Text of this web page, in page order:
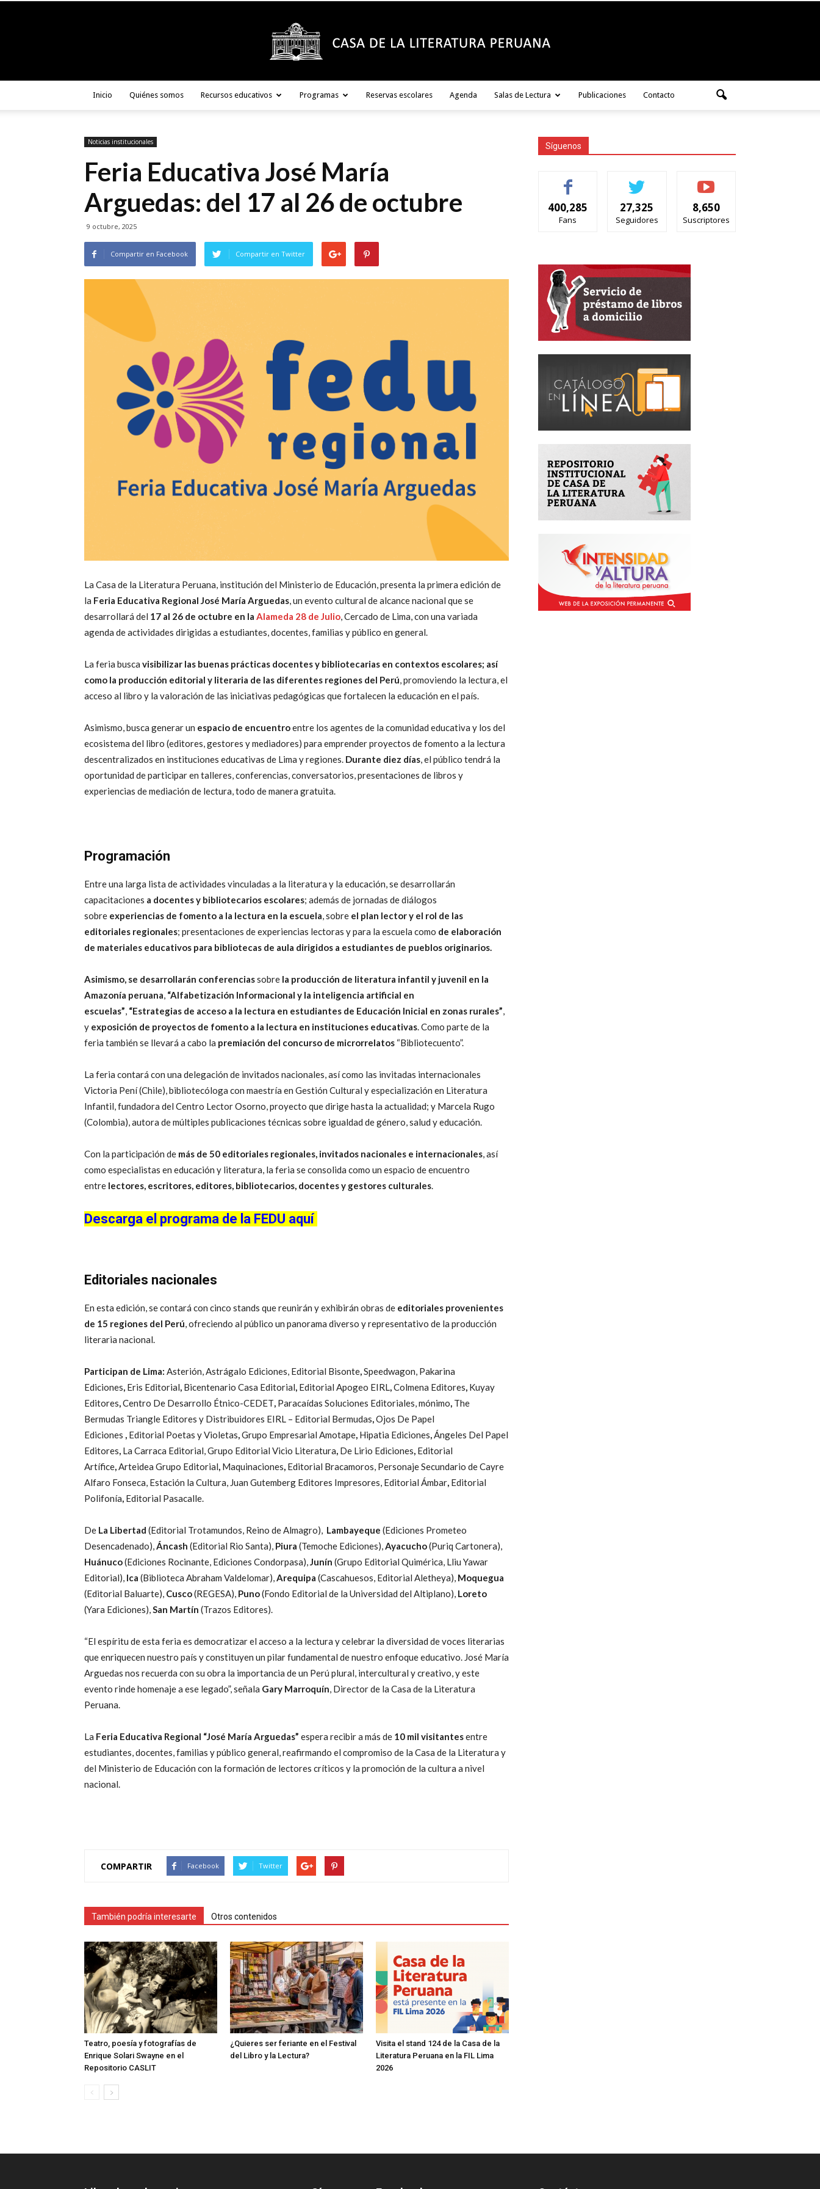
Inicio Quiénes somos Recursos educativos Programas Reservas escolares Agenda Salas de Lectura Publicaciones Contacto
Noticias institucionales
Feria Educativa José María
Arguedas: del 17 al 26 de octubre
9 octubre, 2025
Compartir en Facebook Compartir en Twitter
La Casa de la Literatura Peruana, institución del Ministerio de Educación, presenta la primera edición de
la Feria Educativa Regional José María Arguedas, un evento cultural de alcance nacional que se
desarrollará del 17 al 26 de octubre en la Alameda 28 de Julio, Cercado de Lima, con una variada
agenda de actividades dirigidas a estudiantes, docentes, familias y público en general.
La feria busca visibilizar las buenas prácticas docentes y bibliotecarias en contextos escolares; así
como la producción editorial y literaria de las diferentes regiones del Perú, promoviendo la lectura, el
acceso al libro y la valoración de las iniciativas pedagógicas que fortalecen la educación en el país.
Asimismo, busca generar un espacio de encuentroentre los agentes de la comunidad educativa y los del
ecosistema del libro (editores, gestores y mediadores) para emprender proyectos de fomento a la lectura
descentralizados en instituciones educativas de Lima y regiones. Durante diez días, el público tendrá la
oportunidad de participar en talleres, conferencias, conversatorios, presentaciones de libros y
experiencias de mediación de lectura, todo de manera gratuita.
Programación
Entre una larga lista de actividades vinculadas a la literatura y la educación, se desarrollarán
capacitaciones a docentes y bibliotecarios escolares; además de jornadas de diálogos
sobre experiencias de fomento a la lectura en la escuela, sobre el plan lector y el rol de las
editoriales regionales; presentaciones de experiencias lectoras y para la escuela como de elaboración
de materiales educativos para bibliotecas de aula dirigidos a estudiantes de pueblos originarios.
Asimismo, se desarrollarán conferenciassobre la producción de literatura infantil y juvenil en la
Amazonía peruana, “Alfabetización Informacional y la inteligencia artificial en
escuelas”, “Estrategias de acceso a la lectura en estudiantes de Educación Inicial en zonas rurales”,
y exposición de proyectos de fomento a la lectura en instituciones educativas. Como parte de la
feria también se llevará a cabo la premiación del concurso de microrrelatos “Bibliotecuento”.
La feria contará con una delegación de invitados nacionales, así como las invitadas internacionales
Victoria Pení (Chile), bibliotecóloga con maestría en Gestión Cultural y especialización en Literatura
Infantil, fundadora del Centro Lector Osorno, proyecto que dirige hasta la actualidad; y Marcela Rugo
(Colombia), autora de múltiples publicaciones técnicas sobre igualdad de género, salud y educación.
Con la participación de más de 50 editoriales regionales, invitados nacionales e internacionales, así
como especialistas en educación y literatura, la feria se consolida como un espacio de encuentro
entre lectores, escritores, editores, bibliotecarios, docentes y gestores culturales.
Descarga el programa de la FEDU aquí
Editoriales nacionales
En esta edición, se contará con cinco stands que reunirán y exhibirán obras de editoriales provenientes
de 15 regiones del Perú, ofreciendo al público un panorama diverso y representativo de la producción
literaria nacional.
Participan de Lima: Asterión, Astrágalo Ediciones, Editorial Bisonte,Speedwagon, Pakarina
Ediciones, Eris Editorial, Bicentenario Casa Editorial, Editorial Apogeo EIRL,Colmena Editores, Kuyay
Editores,Centro De Desarrollo Étnico-CEDET, Paracaídas Soluciones Editoriales, mónimo, The
Bermudas Triangle Editores y Distribuidores EIRL – Editorial Bermudas,Ojos De Papel
Ediciones , Editorial Poetas y Violetas,Grupo Empresarial Amotape, Hipatia Ediciones,Ángeles Del Papel
Editores, La Carraca Editorial, Grupo Editorial Vicio Literatura, De Lirio Ediciones, Editorial
Artífice,Arteidea Grupo Editorial, Maquinaciones, Editorial Bracamoros, Personaje Secundario de Cayre
Alfaro Fonseca, Estación la Cultura, Juan Gutemberg Editores Impresores, Editorial Ámbar, Editorial
Polifonía, Editorial Pasacalle.
De La Libertad (Editorial Trotamundos, Reino de Almagro), Lambayeque (Ediciones Prometeo
Desencadenado),Áncash (Editorial Rio Santa), Piura (Temoche Ediciones),Ayacucho(Puriq Cartonera),
Huánuco(Ediciones Rocinante, Ediciones Condorpasa),Junín (Grupo Editorial Quimérica, Lliu Yawar
Editorial), Ica (Biblioteca Abraham Valdelomar),Arequipa (Cascahuesos, Editorial Aletheya), Moquegua
(Editorial Baluarte), Cusco(REGESA), Puno(Fondo Editorial de la Universidad del Altiplano), Loreto
(Yara Ediciones),San Martín (Trazos Editores).
“El espíritu de esta feria es democratizar el acceso a la lectura y celebrar la diversidad de voces literarias
que enriquecen nuestro país y constituyen un pilar fundamental de nuestro enfoque educativo. José María
Arguedas nos recuerda con su obra la importancia de un Perú plural, intercultural y creativo, y este
evento rinde homenaje a ese legado”, señala Gary Marroquín, Director de la Casa de la Literatura
Peruana.
La Feria Educativa Regional “José María Arguedas” espera recibir a más de 10 mil visitantesentre
estudiantes, docentes, familias y público general, reafirmando el compromiso de la Casa de la Literatura y
del Ministerio de Educación con la formación de lectores críticos y la promoción de la cultura a nivel
nacional.
COMPARTIR Facebook Twitter
También podría interesarte Otros contenidos
Teatro, poesía y fotografías de
Enrique Solari Swayne en el
Repositorio CASLIT
¿Quieres ser feriante en el Festival
del Libro y la Lectura?
Visita el stand 124 de la Casa de la
Literatura Peruana en la FIL Lima
2026
Síguenos
400,285
Fans
27,325
Seguidores
8,650
Suscriptores